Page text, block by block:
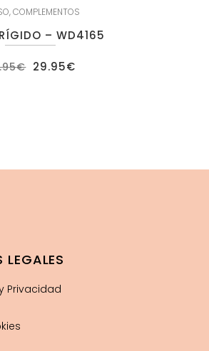
,COMPLEMENTOS
– WD4165
€ El
precio
29.95€
LEGALES
Privacidad